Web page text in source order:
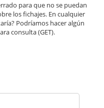
para que no se puedan
los fichajes. En cualquier
Podríamos hacer algún
consulta (GET).